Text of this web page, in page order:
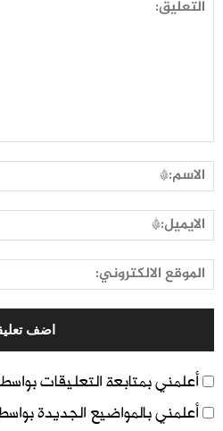
أعلمني بمتابعة التعليقات
أعلمني بالمواضيع الجديدة